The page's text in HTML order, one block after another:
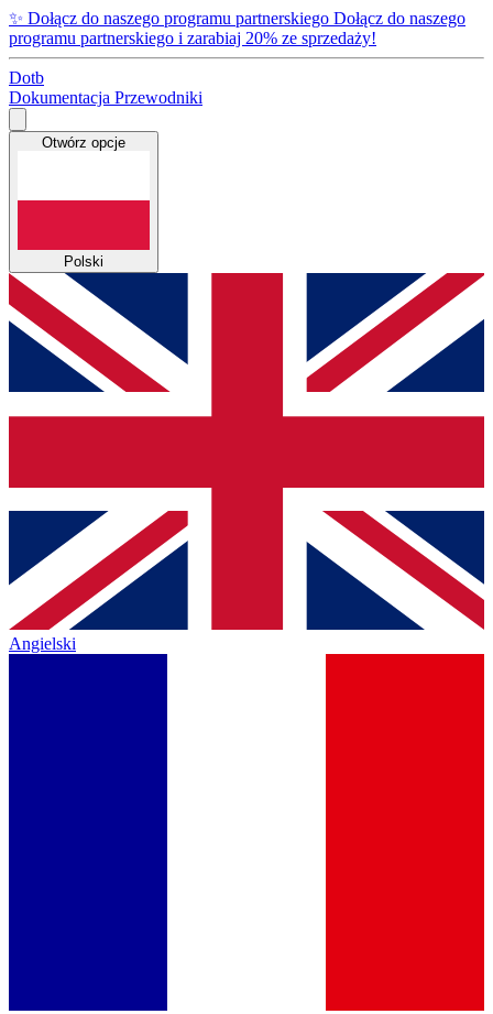
✨ Dołącz do naszego programu partnerskiego Dołącz do naszego
programu partnerskiego i zarabiaj 20% ze sprzedaży!
Dotb
Dokumentacja Przewodniki
Otwórz opcje
Polski
Angielski